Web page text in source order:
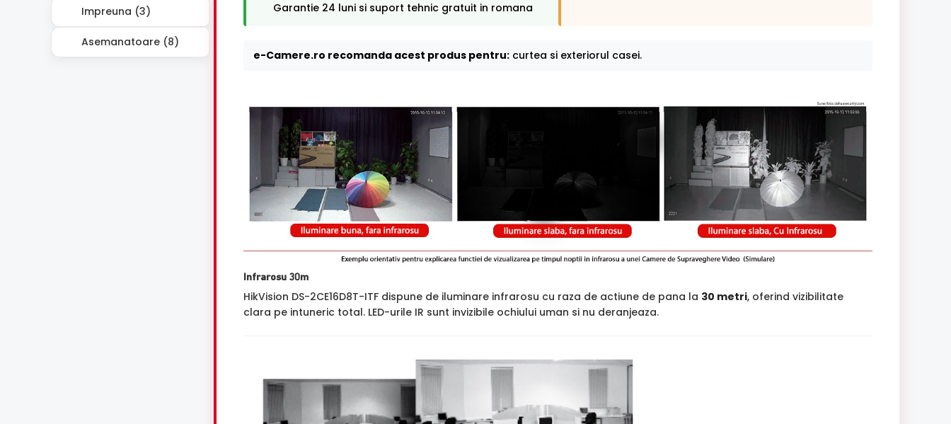
Impreuna (3)
Asemanatoare (8)
Garantie 24 luni si suport tehnic gratuit in romana
e-Camere.ro recomanda acest produs pentru: curtea si exteriorul casei.
Infrarosu 30m
HikVision DS-2CE16D8T-ITF dispune de iluminare infrarosu cu raza de actiune de pana la 30 metri, oferind vizibilitate
clara pe intuneric total. LED-urile IR sunt invizibile ochiului uman si nu deranjeaza.